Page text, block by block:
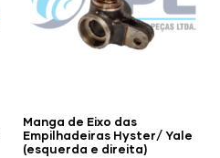
Manga de Eixo das
Empilhadeiras Hyster/ Yale
(esquerda e direita)